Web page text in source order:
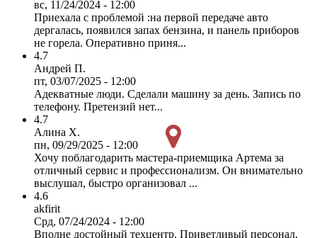
вс, 11/24/2024 - 12:00
Приехала с проблемой :на первой передаче авто
дергалась, появился запах бензина, и панель приборов
не горела. Оперативно приня...
4.7
Андрей П.
пт, 03/07/2025 - 12:00
Адекватные люди. Сделали машину за день. Запись по
телефону. Претензий нет...
4.7
Алина Х.
пн, 09/29/2025 - 12:00
Хочу поблагодарить мастера-приемщика Артема за
отличный сервис и профессионализм. Он внимательно
выслушал, быстро организовал ...
4.6
akfirit
Срд, 07/24/2024 - 12:00
Вполне достойный техцентр. Приветливый персонал,